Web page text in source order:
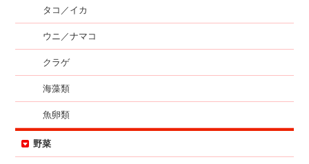
タコ／イカ
ウニ／ナマコ
クラゲ
海藻類
魚卵類
野菜